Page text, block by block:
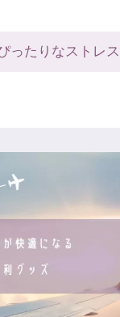
ったりなストレ